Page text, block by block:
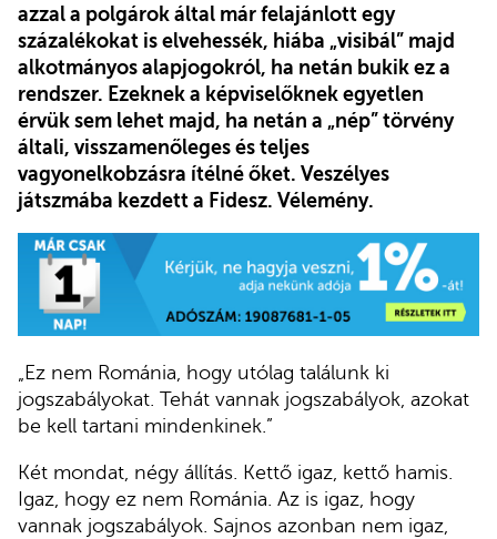
azzal a polgárok által már felajánlott egy
százalékokat is elvehessék, hiába „visibál” majd
alkotmányos alapjogokról, ha netán bukik ez a
rendszer. Ezeknek a képviselőknek egyetlen
érvük sem lehet majd, ha netán a „nép” törvény
általi, visszamenőleges és teljes
vagyonelkobzásra ítélné őket. Veszélyes
játszmába kezdett a Fidesz. Vélemény.
„Ez nem Románia, hogy utólag találunk ki
jogszabályokat. Tehát vannak jogszabályok, azokat
be kell tartani mindenkinek.”
Két mondat, négy állítás. Kettő igaz, kettő hamis.
Igaz, hogy ez nem Románia. Az is igaz, hogy
vannak jogszabályok. Sajnos azonban nem igaz,